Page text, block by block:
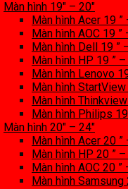
Màn hình 19″ – 20″
Màn hình Acer 19 ”
Màn hình AOC 19 ”
Màn hình Dell 19 ”
Màn hình HP 19 ” –
Màn hình Lenovo
Màn hình StartView
Màn hình
Màn hình Philips
Màn hình 20″ – 24″
Màn hình Acer 20 ”
Màn hình HP 20 ” –
Màn hình AOC 20 ”
Màn hình Samsung